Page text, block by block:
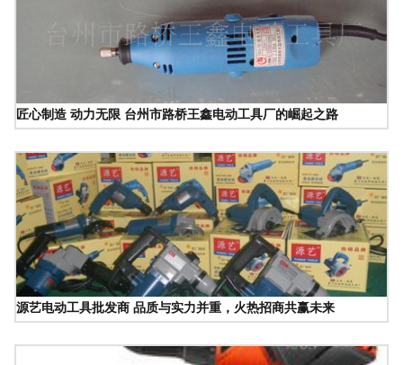
匠心制造 动力无限 台州市路桥王鑫电动工具厂的崛起之路
源艺电动工具批发商 品质与实力并重，火热招商共赢未来